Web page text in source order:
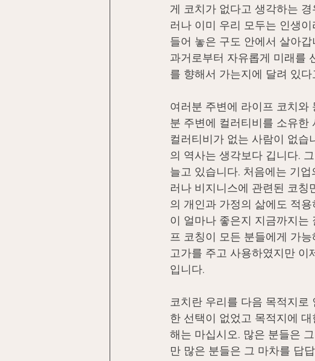
게 코치가 없다고 생각하는
러나 이미 우리 모두는 인생
들어 놓은 구도 안에서 살아
과거로부터 자유롭게 미래를
를 향해서 가는지에 달려 있
여러분 주변에 라이프 코치와
분 주변에 컬러티비를 소유한
컬러티비가 없는 사람이 없습
의 역사는 생각보다 깁니다.
늘고 있습니다. 처음에는 기
러나 비지니스에 관련된 코칭
의 개인과 가정의 삶에도 적
이 얼마나 좋은지 지금까지는
프 코칭이 모든 분들에게 가
고가를 주고 사용하였지만 이
입니다.
코치란 우리를 다음 목적지로
한 선택이 없었고 목적지에
해는 마십시오. 많은 분들은
만 많은 분들은 그 마차를 답